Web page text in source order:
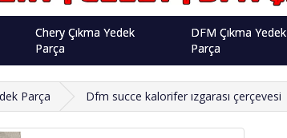
Chery Çıkma Yedek
Parça
DFM Çıkma Yedek
Parça
Parça Dfm succe kalorifer ızgarası çerçevesi